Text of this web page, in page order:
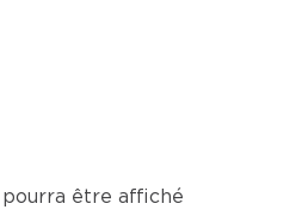
être affiché